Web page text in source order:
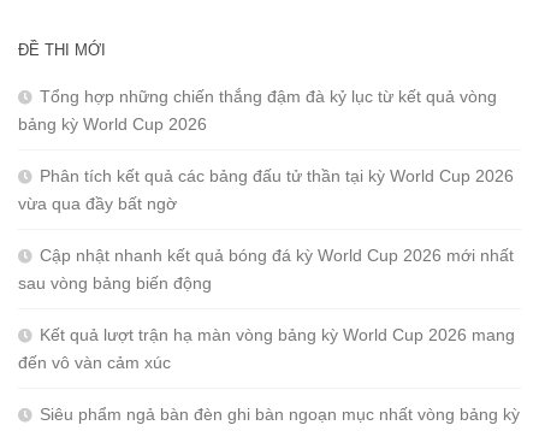
ĐỀ THI MỚI
Tổng hợp những chiến thắng đậm đà kỷ lục từ kết quả vòng
bảng kỳ World Cup 2026
Phân tích kết quả các bảng đấu tử thần tại kỳ World Cup 2026
vừa qua đầy bất ngờ
Cập nhật nhanh kết quả bóng đá kỳ World Cup 2026 mới nhất
sau vòng bảng biến động
Kết quả lượt trận hạ màn vòng bảng kỳ World Cup 2026 mang
đến vô vàn cảm xúc
Siêu phẩm ngả bàn đèn ghi bàn ngoạn mục nhất vòng bảng kỳ